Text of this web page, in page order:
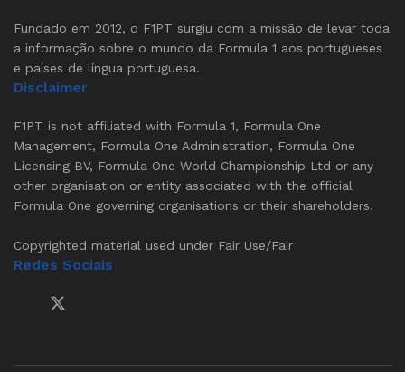
Fundado em 2012, o F1PT surgiu com a missão de levar toda
a informação sobre o mundo da Formula 1 aos portugueses
e países de língua portuguesa.
Disclaimer
F1PT is not affiliated with Formula 1, Formula One
Management, Formula One Administration, Formula One
Licensing BV, Formula One World Championship Ltd or any
other organisation or entity associated with the official
Formula One governing organisations or their shareholders.
Copyrighted material used under Fair Use/Fair
Redes Sociais